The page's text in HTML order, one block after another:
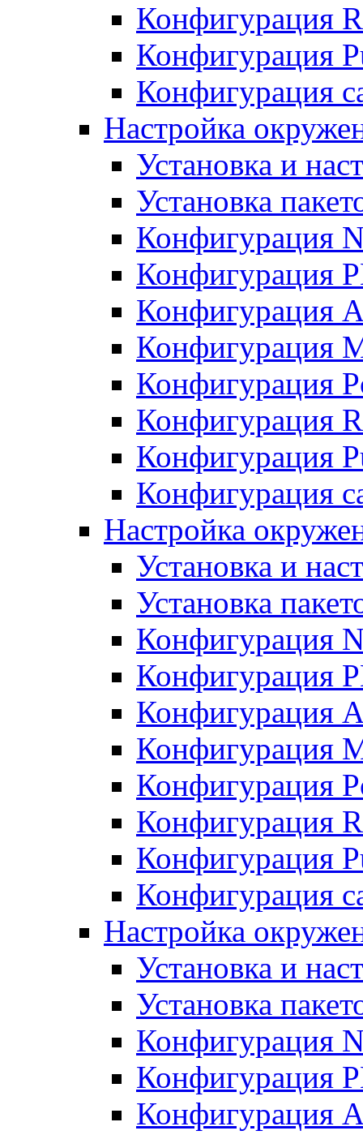
Конфигурация
Конфигурация
Конфигурация
Настройка
Установка и
Установка
Конфигурация
Конфигурация
Конфигурация
Конфигурация
Конфигурация
Конфигурация
Конфигурация
Конфигурация
Настройка
Установка и
Установка
Конфигурация
Конфигурация
Конфигурация
Конфигурация
Конфигурация
Конфигурация
Конфигурация
Конфигурация
Настройка
Установка и
Установка
Конфигурация
Конфигурация
Конфигурация